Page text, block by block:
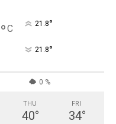
°C 21.8°
21.8°
0 %
THU
40°
FRI
34°